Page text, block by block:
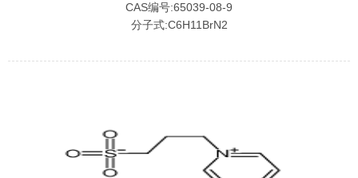
CAS编号:65039-08-9
分子式:C6H11BrN2